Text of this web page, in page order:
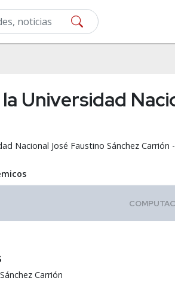
Universidad
José Faustino Sánchez Carrión -
Carrión